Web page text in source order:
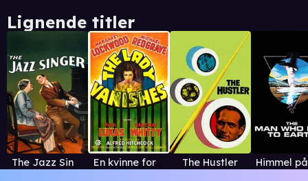
Lignende titler
The Jazz Singer En kvinne forsvinner The Hustler